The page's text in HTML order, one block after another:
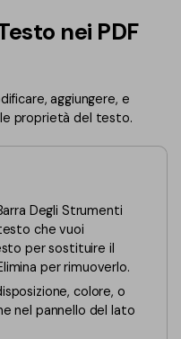
nei PDF
aggiungere, e
proprietà del testo.
Degli Strumenti
che vuoi
per sostituire il
per rimuoverlo.
colore, o
nel pannello del lato